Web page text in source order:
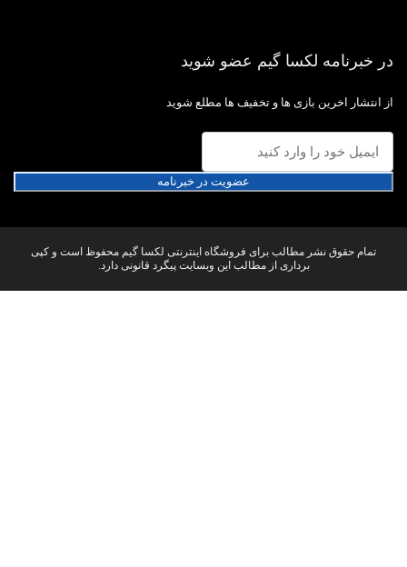
خبرنامه لکسا گیم عضو شوید
انتشار اخرین بازی ها و تخفیف ها مطلع شوید
عضویت در خبرنامه
تمام حقوق نشر مطالب برای فروشگاه اینترنتی لکسا گیم محفوظ است و کپی
برداری از مطالب این وبسایت پیگرد قانونی دارد.